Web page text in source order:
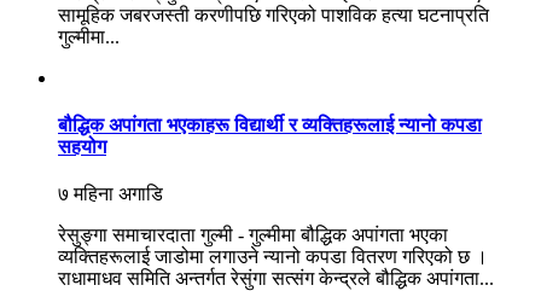
सामूहिक जबरजस्ती करणीपछि गरिएको पाशविक हत्या घटनाप्रति
गुल्मीमा...
बौद्धिक अपांगता भएकाहरू विद्यार्थी र व्यक्तिहरूलाई न्यानो कपडा
सहयोग
७ महिना अगाडि
रेसुङ्गा समाचारदाता गुल्मी - गुल्मीमा बौद्धिक अपांगता भएका
व्यक्तिहरूलाई जाडोमा लगाउने न्यानो कपडा वितरण गरिएको छ ।
राधामाधव समिति अन्तर्गत रेसुंगा सत्संग केन्द्रले बौद्धिक अपांगता...